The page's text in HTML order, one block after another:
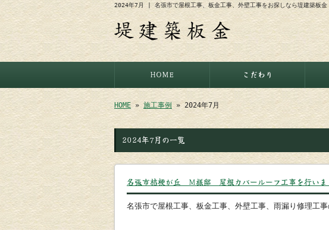
2024年7月 | 名張市で屋根工事、板金工事、外壁工事をお探しなら堤建築板金
HOME こだわり
HOME » 施工事例 » 2024年7月
2024年7月の一覧
名張市桔梗が丘 M様邸 屋根カバールーフ工事を行いま
名張市で屋根工事、板金工事、外壁工事、雨漏り修理